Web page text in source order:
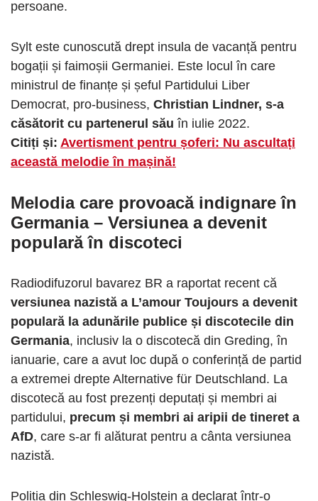
persoane.
Sylt este cunoscută drept insula de vacanță pentru
bogații și faimoșii Germaniei. Este locul în care
ministrul de finanțe și șeful Partidului Liber
Democrat, pro-business, Christian Lindner, s-a
căsătorit cu partenerul său în iulie 2022.
Citiți și: Avertisment pentru șoferi: Nu ascultați
această melodie în mașină!
Melodia care provoacă indignare în
Germania– Versiunea a devenit
populară în discoteci
Radiodifuzorul bavarez BR a raportat recent că
versiunea nazistă a L’amour Toujours a devenit
populară la adunările publice și discotecile din
Germania, inclusiv la o discotecă din Greding, în
ianuarie, care a avut loc după o conferință de partid
a extremei drepte Alternative für Deutschland. La
discotecă au fost prezenți deputați și membri ai
partidului, precum și membri ai aripii de tineret a
AfD, care s-ar fi alăturat pentru a cânta versiunea
nazistă.
Poliția din Schleswig-Holstein a declarat într-o